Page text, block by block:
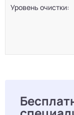
Уровень очистки: